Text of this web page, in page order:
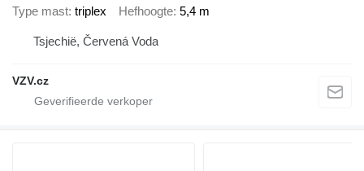
Type mast triplex Hefhoogte 5,4 m
Tsjechië, Červená Voda
VZV.cz